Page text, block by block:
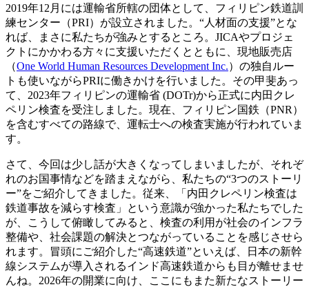
2019年12月には運輸省所轄の団体として、フィリピン鉄道訓
練センター（PRI）が設立されました。“人材面の支援”とな
れば、まさに私たちが強みとするところ。JICAやプロジェ
クトにかかわる方々に支援いただくとともに、現地販売店
（One World Human Resources Development Inc.）の独自ルー
トも使いながらPRIに働きかけを行いました。その甲斐あっ
て、2023年フィリピンの運輸省 (DOTr)から正式に内田クレ
ペリン検査を受注しました。現在、フィリピン国鉄（PNR）
を含むすべての路線で、運転士への検査実施が行われていま
す。
さて、今回は少し話が大きくなってしまいましたが、それぞ
れのお国事情などを踏まえながら、私たちの“3つのストーリ
ー”をご紹介してきました。従来、「内田クレペリン検査は
鉄道事故を減らす検査」という意識が強かった私たちでした
が、こうして俯瞰してみると、検査の利用が社会のインフラ
整備や、社会課題の解決とつながっていることを感じさせら
れます。冒頭にご紹介した“高速鉄道”といえば、日本の新幹
線システムが導入されるインド高速鉄道からも目が離せませ
んね。2026年の開業に向け、ここにもまた新たなストーリー